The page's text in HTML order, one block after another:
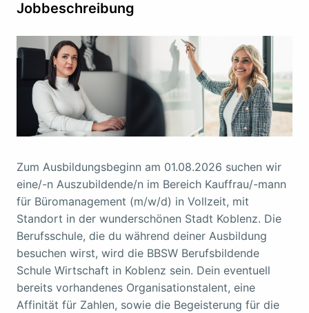
Jobbeschreibung
Zum Ausbildungsbeginn am 01.08.2026 suchen wir
eine/-n Auszubildende/n im Bereich Kauffrau/-mann
für Büromanagement (m/w/d) in Vollzeit, mit
Standort in der wunderschönen Stadt Koblenz. Die
Berufsschule, die du während deiner Ausbildung
besuchen wirst, wird die BBSW Berufsbildende
Schule Wirtschaft in Koblenz sein. Dein eventuell
bereits vorhandenes Organisationstalent, eine
Affinität für Zahlen, sowie die Begeisterung für die